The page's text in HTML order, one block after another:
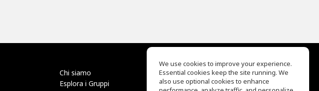
Chi siamo
Esplora i Gruppi
EQ Ear Training
Drum Machine
We use cookies to improve your experience.
Essential cookies keep the site running. We
also use optional cookies to enhance